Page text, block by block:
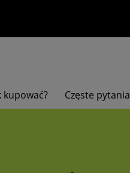
kupować? Częste pytania